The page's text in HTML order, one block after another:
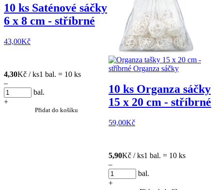
10 ks Saténové sáčky
6 x 8 cm - stříbrné
43,00Kč
4,30Kč / ks1 bal. = 10 ks
–
bal.
+
Přidat do košíku
10 ks Organza sáčky
15 x 20 cm - stříbrné
59,00Kč
5,90Kč / ks1 bal. = 10 ks
–
bal.
+